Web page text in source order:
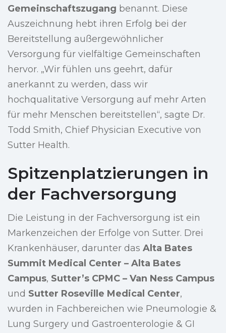
Gemeinschaftszugang benannt. Diese
Auszeichnung hebt ihren Erfolg bei der
Bereitstellung außergewöhnlicher
Versorgung für vielfältige Gemeinschaften
hervor. „Wir fühlen uns geehrt, dafür
anerkannt zu werden, dass wir
hochqualitative Versorgung auf mehr Arten
für mehr Menschen bereitstellen“, sagte Dr.
Todd Smith, Chief Physician Executive von
Sutter Health.
Spitzenplatzierungen in
der Fachversorgung
Die Leistung in der Fachversorgung ist ein
Markenzeichen der Erfolge von Sutter. Drei
Krankenhäuser, darunter das Alta Bates
Summit Medical Center – Alta Bates
Campus, Sutter’s CPMC – Van Ness Campus
und Sutter Roseville Medical Center,
wurden in Fachbereichen wie Pneumologie &
Lung Surgery und Gastroenterologie & GI